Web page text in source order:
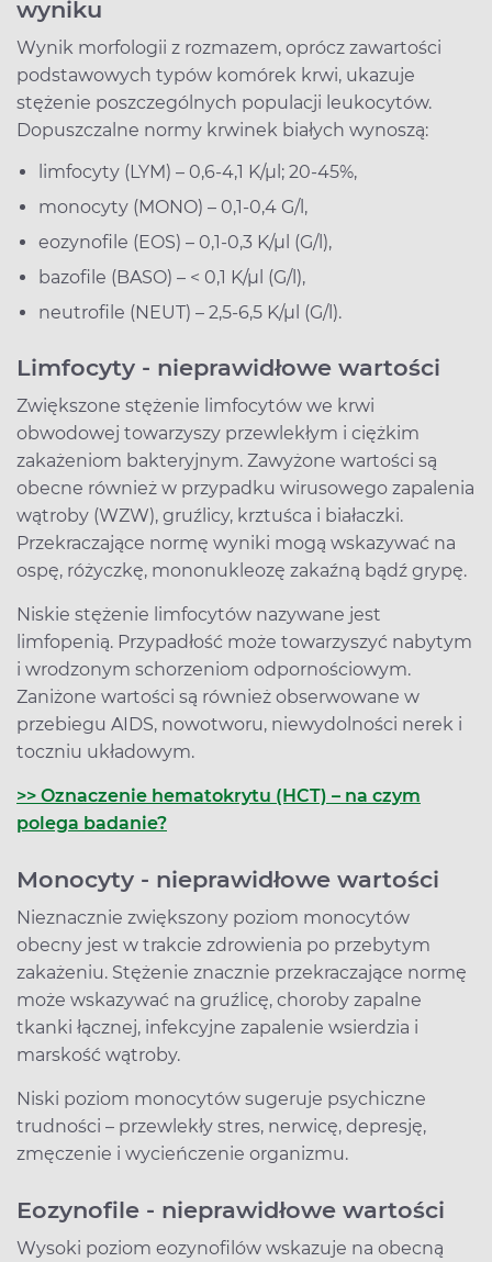
wyniku
Wynik morfologii z rozmazem, oprócz zawartości
podstawowych typów komórek krwi, ukazuje
stężenie poszczególnych populacji leukocytów.
Dopuszczalne normy krwinek białych wynoszą:
limfocyty (LYM) – 0,6-4,1 K/µl; 20-45%,
monocyty (MONO) – 0,1-0,4 G/l,
eozynofile (EOS) – 0,1-0,3 K/µl (G/l),
bazofile (BASO) – < 0,1 K/µl (G/l),
neutrofile (NEUT) – 2,5-6,5 K/µl (G/l).
Limfocyty - nieprawidłowe wartości
Zwiększone stężenie limfocytów we krwi
obwodowej towarzyszy przewlekłym i ciężkim
zakażeniom bakteryjnym. Zawyżone wartości są
obecne również w przypadku wirusowego zapalenia
wątroby (WZW), gruźlicy, krztuśca i białaczki.
Przekraczające normę wyniki mogą wskazywać na
ospę, różyczkę, mononukleozę zakaźną bądź grypę.
Niskie stężenie limfocytów nazywane jest
limfopenią. Przypadłość może towarzyszyć nabytym
i wrodzonym schorzeniom odpornościowym.
Zaniżone wartości są również obserwowane w
przebiegu AIDS, nowotworu, niewydolności nerek i
toczniu układowym.
>> Oznaczenie hematokrytu (HCT) – na czym
polega badanie?
Monocyty - nieprawidłowe wartości
Nieznacznie zwiększony poziom monocytów
obecny jest w trakcie zdrowienia po przebytym
zakażeniu. Stężenie znacznie przekraczające normę
może wskazywać na gruźlicę, choroby zapalne
tkanki łącznej, infekcyjne zapalenie wsierdzia i
marskość wątroby.
Niski poziom monocytów sugeruje psychiczne
trudności – przewlekły stres, nerwicę, depresję,
zmęczenie i wycieńczenie organizmu.
Eozynofile - nieprawidłowe wartości
Wysoki poziom eozynofilów wskazuje na obecną